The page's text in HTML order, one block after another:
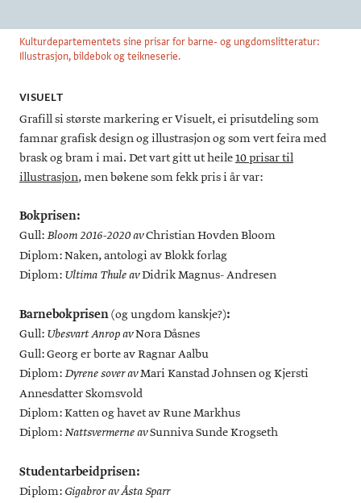
Kulturdepartementets sine prisar for barne- og ungdomslitteratur:
Illustrasjon, bildebok og teikneserie.
VISUELT
Grafill si største markering er Visuelt, ei prisutdeling som
famnar grafisk design og illustrasjon og som vert feira med
brask og bram i mai. Det vart gitt ut heile10 prisar til
illustrasjon, men bøkene som fekk pris i år var:
Bokprisen:
Gull:Bloom 2016-2020 avChristian Hovden Bloom
Diplom: Naken, antologi av Blokk forlag
Diplom: Ultima Thule avDidrik Magnus- Andresen
Barnebokprisen(og ungdom kanskje?):
Gull: Ubesvart Anrop avNora Dåsnes
Gull: Georg er borte av Ragnar Aalbu
Diplom:Dyrene sover avMari Kanstad Johnsen og Kjersti
Annesdatter Skomsvold
Diplom: Katten og havet av Rune Markhus
Diplom:Nattsvermerne avSunniva Sunde Krogseth
Studentarbeidprisen:
Diplom: Gigabrorav Åsta Sparr